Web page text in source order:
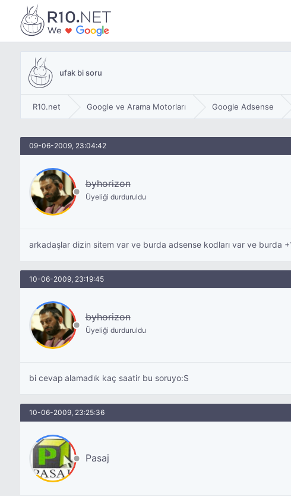
ufak bi soru
R10.net Google ve Arama Motorları Google Adsense
09-06-2009, 23:04:42
byhorizon
Üyeliği durduruldu
arkadaşlar dizin sitem var ve burda adsense kodları var ve burda
10-06-2009, 23:19:45
byhorizon
Üyeliği durduruldu
bi cevap alamadık kaç saatir bu soruyo:S
10-06-2009, 23:25:36
Pasaj